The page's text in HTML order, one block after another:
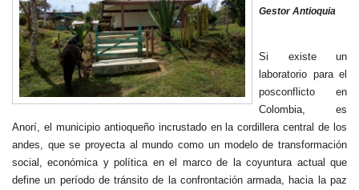
Gestor Antioquia
Si existe un
laboratorio para el
posconflicto en
Colombia, es
Anorí, el municipio antioqueño incrustado en la cordillera central de los
andes, que se proyecta al mundo como un modelo de transformación
social, económica y política en el marco de la coyuntura actual que
define un período de tránsito de la confrontación armada, hacia la paz